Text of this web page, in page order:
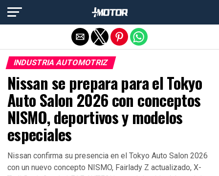
INDUSTRIA AUTOMOTRIZ
Nissan se prepara para el Tokyo
Auto Salon 2026 con conceptos
NISMO, deportivos y modelos
especiales
Nissan confirma su presencia en el Tokyo Auto Salon 2026
con un nuevo concepto NISMO, Fairlady Z actualizado, X-
Salir de la versión móvil